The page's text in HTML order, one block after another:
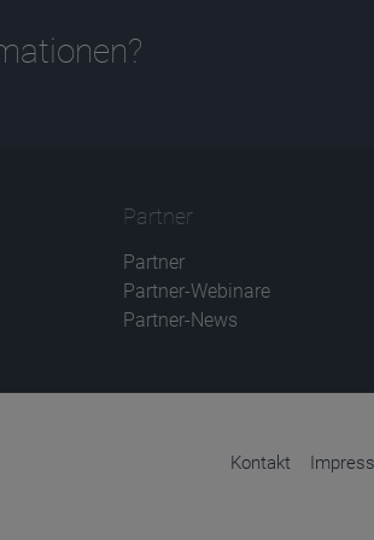
Partner
Partner
Partner-Webinare
Partner-News
Kontakt